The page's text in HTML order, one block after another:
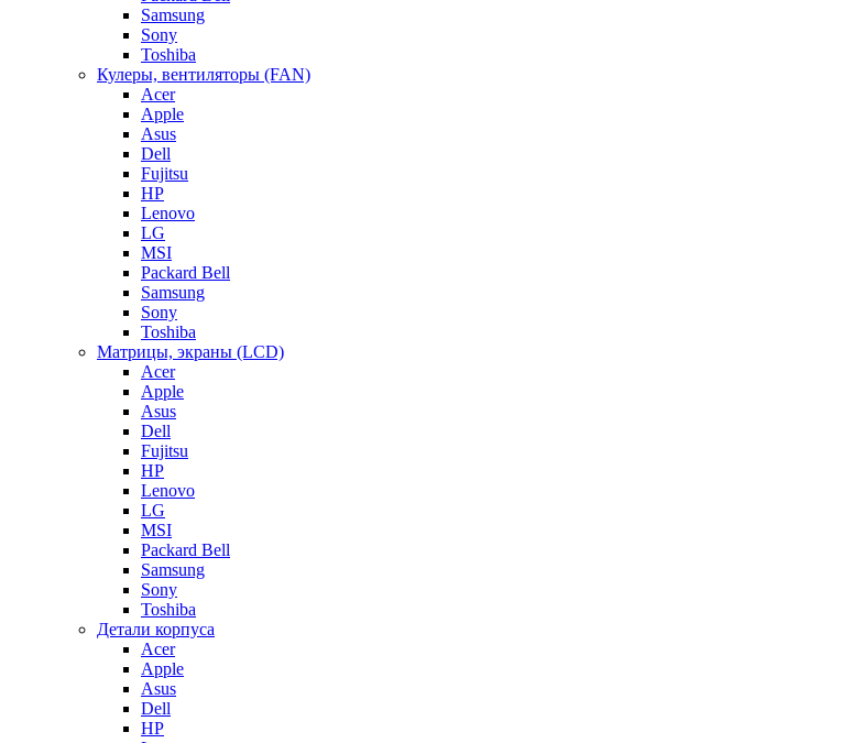
Samsung
Sony
Toshiba
Кулеры, вентиляторы (FAN)
Acer
Apple
Asus
Dell
Fujitsu
HP
Lenovo
LG
MSI
Packard Bell
Samsung
Sony
Toshiba
Матрицы, экраны (LCD)
Acer
Apple
Asus
Dell
Fujitsu
HP
Lenovo
LG
MSI
Packard Bell
Samsung
Sony
Toshiba
Детали корпуса
Acer
Apple
Asus
Dell
HP